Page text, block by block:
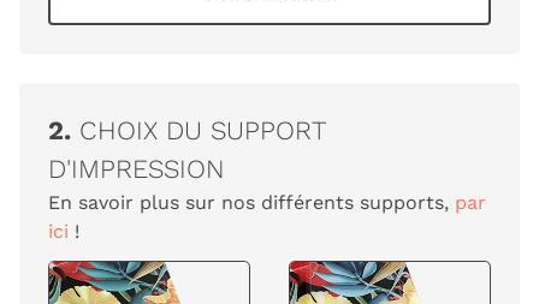
2. CHOIX DU SUPPORT
D'IMPRESSION
En savoir plus sur nos différents supports, par
ici !